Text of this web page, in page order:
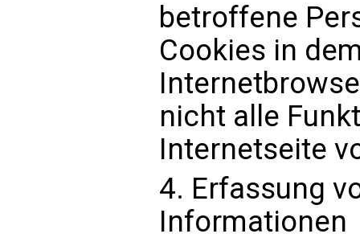
betroffene
Cookies in
nicht alle
Internetseite
4. Erfassung
Informationen